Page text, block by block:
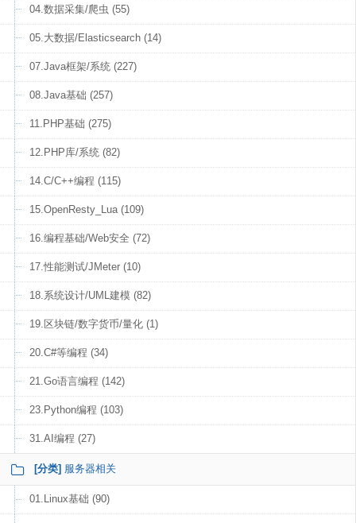
04.数据采集/爬虫 (55)
05.大数据/Elasticsearch (14)
07.Java框架/系统 (227)
08.Java基础 (257)
11.PHP基础 (275)
12.PHP库/系统 (82)
14.C/C++编程 (115)
15.OpenResty_Lua (109)
16.编程基础/Web安全 (72)
17.性能测试/JMeter (10)
18.系统设计/UML建模 (82)
19.区块链/数字货币/量化 (1)
20.C#等编程 (34)
21.Go语言编程 (142)
23.Python编程 (103)
31.AI编程 (27)
[分类] 服务器相关
01.Linux基础 (90)